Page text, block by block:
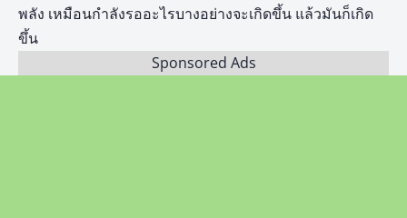
พลัง เหมือนกำลังรออะไรบางอย่างจะเกิดขึ้น แล้วมันก็เกิด
ขึ้น
Sponsored Ads